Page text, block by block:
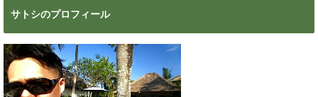
サトシのプロフィール